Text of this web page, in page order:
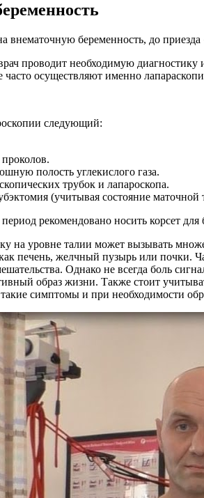
внематочную беременность, до
проводит необходимую диагностику
осуществляют именно
следующий:
полость углекислого газа.
трубок и лапароскопа.
(учитывая состояние
рекомендовано носить корсет
на уровне талии может вызывать
печень, желчный пузырь или почки.
Однако не всегда боль
образ жизни. Также стоит
симптомы и при необходимости